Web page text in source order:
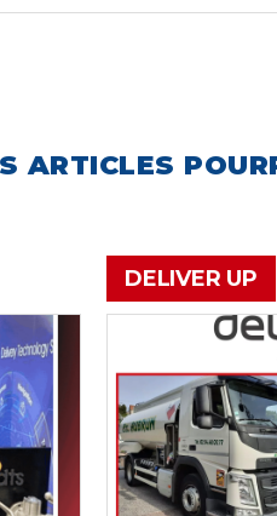
ARTICLES
DELIVER UP